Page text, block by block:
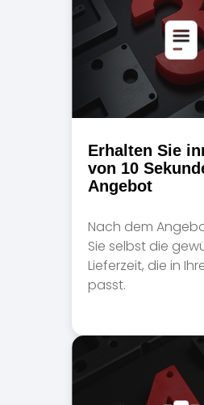
Erhalten Sie
von 10
Angebot
Nach dem
Sie selbst die
Lieferzeit, die in
passt.